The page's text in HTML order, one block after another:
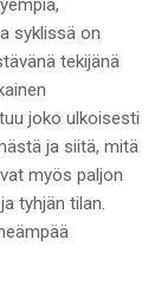
syklissä on
tekijänä
joko ulkoisesti
ja siitä, mitä
myös paljon
tyhjän tilan.